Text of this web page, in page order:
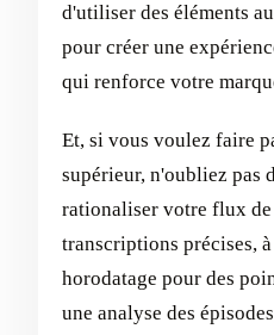
d'utiliser des éléments
pour créer une
qui renforce votre
Et, si vous voulez faire
supérieur, n'oubliez pas
rationaliser votre flux de
transcriptions précises,
horodatage pour des
une analyse des